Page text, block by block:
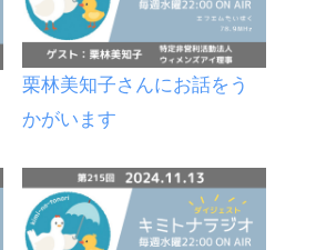
栗林美知子さんにお話をう
かがいます